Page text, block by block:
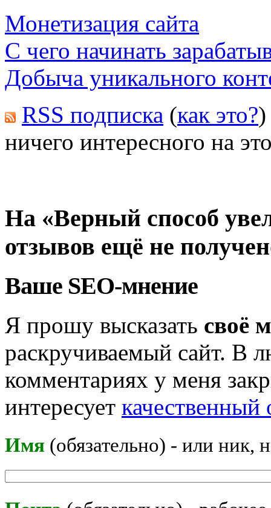
Монетизация сайта
С чего начинать
Добыча уникального
RSS подписка (как это?)
ничего интересного на
На «Верный способ
отзывов ещё не
Ваше SEO-мнение
Я прошу высказать своё
раскручиваемый сайт. В
комментариях у меня
интересует
Имя (обязательно) - или ник,